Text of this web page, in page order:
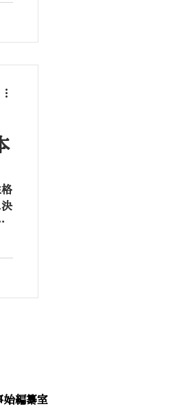
格
決
編纂室